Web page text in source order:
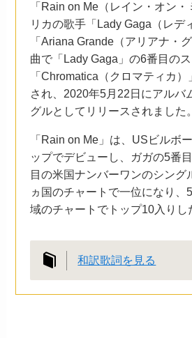
「Rain on Me（レイン・オン
リカの歌手「Lady Gaga（レデ
「Ariana Grande（アリアナ・
曲で「Lady Gaga」の6番目の
「Chromatica（クロマティカ
され、2020年5月22日にアルバ
グルとしてリリースされました。
「Rain on Me」は、USビルボ
ップでデビューし、ガガの5番
目の米国ナンバーワンのシング
ヵ国のチャートで一位になり、
域のチャートでトップ10入りし
和訳歌詞を見る